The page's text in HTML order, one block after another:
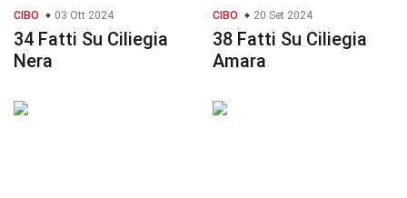
CIBO 03 Ott 2024
34 Fatti Su Ciliegia
Nera
CIBO 20 Set 2024
38 Fatti Su Ciliegia
Amara